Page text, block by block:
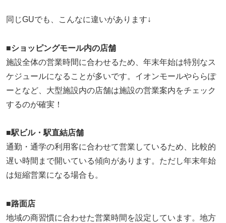
同じGUでも、こんなに違いがあります↓
■ショッピングモール内の店舗
施設全体の営業時間に合わせるため、年末年始は特別なス
ケジュールになることが多いです。イオンモールやららぽ
ーとなど、大型施設内の店舗は施設の営業案内をチェック
するのが確実！
■駅ビル・駅直結店舗
通勤・通学の利用客に合わせて営業しているため、比較的
遅い時間まで開いている傾向があります。ただし年末年始
は短縮営業になる場合も。
■路面店
地域の商習慣に合わせた営業時間を設定しています。地方